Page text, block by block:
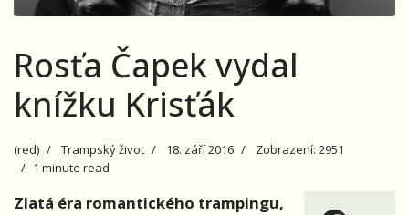
Rosťa Čapek vydal
knížku Krisťák
(red) Trampský život 18. září 2016
Zobrazení: 2951
1 minute read
Zlatá éra romantického trampingu,